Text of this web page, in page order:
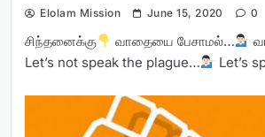
Elolam Mission June 15, 2020 0
சிந்தனைக்கு வாதையை பேசாமல்…
Let’s not speak the plague…
Let’s